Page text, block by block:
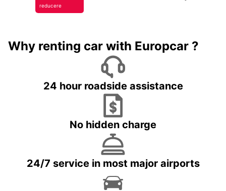
reducere
Why renting car with Europcar ?
24 hour roadside assistance
No hidden charge
24/7 service in most major airports